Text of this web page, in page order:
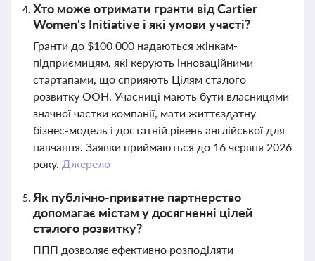
Хто може отримати гранти від Cartier
Women's Initiative і які умови участі?
Гранти до $100 000 надаються жінкам-
підприємицям, які керують інноваційними
стартапами, що сприяють Цілям сталого
розвитку ООН. Учасниці мають бути власницями
значної частки компанії, мати життєздатну
бізнес-модель і достатній рівень англійської для
навчання. Заявки приймаються до 16 червня 2026
року. Джерело
Як публічно-приватне партнерство
допомагає містам у досягненні цілей
сталого розвитку?
ППП дозволяє ефективно розподіляти